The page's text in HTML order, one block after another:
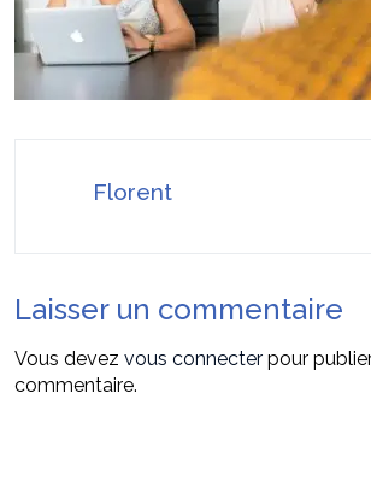
Florent
Laisser un commentaire
Vous devez vous connecter pour
commentaire.